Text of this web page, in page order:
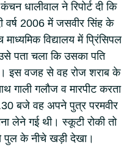
धालीवाल ने रिपोर्ट दी कि
2006 में जसवीर सिंह के
विद्यालय में प्रिंसिपल
पता चला कि उसका पति
इस वजह से वह रोज शराब के
गलौज व मारपीट करता
बजे वह अपने पुत्र परमवीर
लेने गई थी। स्कूटी रोकी तो
पुल के नीचे खड़ी देखा।